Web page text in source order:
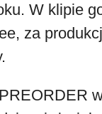
W klipie
za